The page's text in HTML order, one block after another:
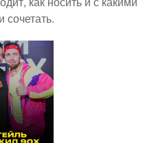
сочетать.